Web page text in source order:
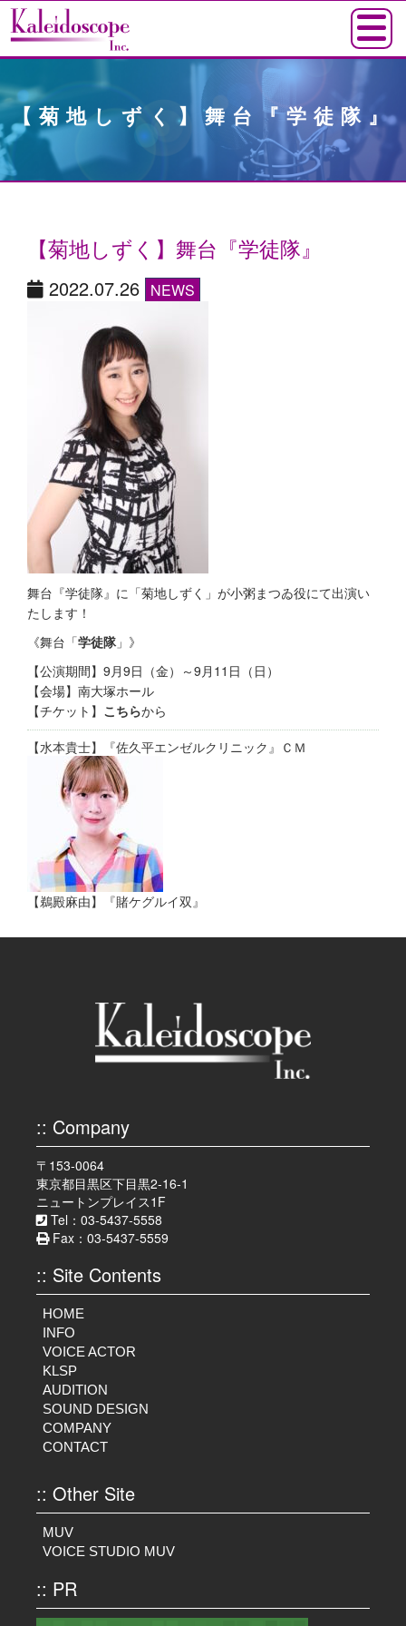
【菊地しずく】舞台『学徒隊』
【菊地しずく】舞台『学徒隊』
2022.07.26 NEWS
舞台『学徒隊』に「菊地しずく」が小粥まつゐ役にて出演い
たします！
《舞台「学徒隊 」》
【公演期間】9月9日（金）～9月11日（日）
【会場】南大塚ホール
【チケット】 こちらから
【水本貴士】『佐久平エンゼルクリニック』ＣＭ
【鵜殿麻由】『賭ケグルイ双』
:: Company
〒153-0064
東京都目黒区下目黒2-16-1
ニュートンプレイス1F
Tel：03-5437-5558
Fax：03-5437-5559
:: Site Contents
HOME
INFO
VOICE ACTOR
KLSP
AUDITION
SOUND DESIGN
COMPANY
CONTACT
:: Other Site
MUV
VOICE STUDIO MUV
:: PR